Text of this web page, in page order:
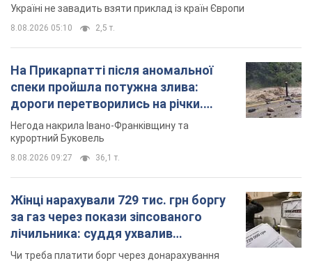
Україні не завадить взяти приклад із країн Європи
8.08.2026 05:10 2,5 т.
На Прикарпатті після аномальної
спеки пройшла потужна злива:
дороги перетворились на річки.
Відео
Негода накрила Івано-Франківщину та
курортний Буковель
8.08.2026 09:27 36,1 т.
Жінці нарахували 729 тис. грн боргу
за газ через покази зіпсованого
лічильника: суддя ухвалив
неочікуване рішення
Чи треба платити борг через донарахування